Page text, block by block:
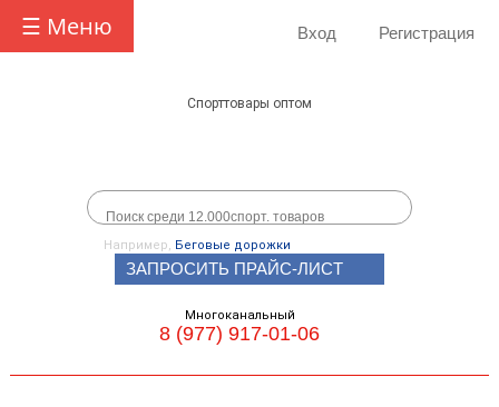
☰ Меню Вход Регистрация
Спорттовары оптом
Например, Беговые дорожки
ЗАПРОСИТЬ ПРАЙС-ЛИСТ
Многоканальный
8 (977) 917-01-06